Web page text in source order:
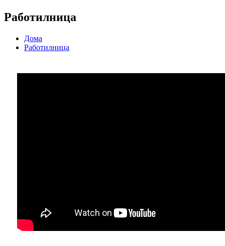
Работилница
Дома
Работилница